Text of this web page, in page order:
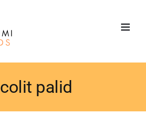
colit palid